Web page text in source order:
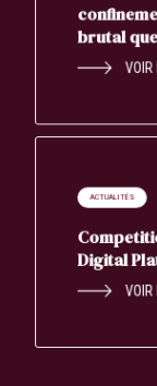
brutal
VOIR
ACTUALITÉS
Digital
VOIR